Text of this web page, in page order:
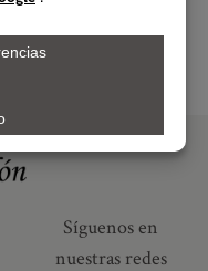
Síguenos en
nuestras redes